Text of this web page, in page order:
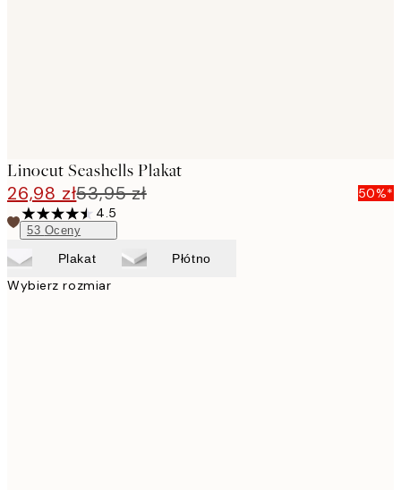
Linocut Seashells Plakat
26,98 zł53,95 zł
50%*
4.5
53 Oceny
Plakat Płótno
Wybierz rozmiar